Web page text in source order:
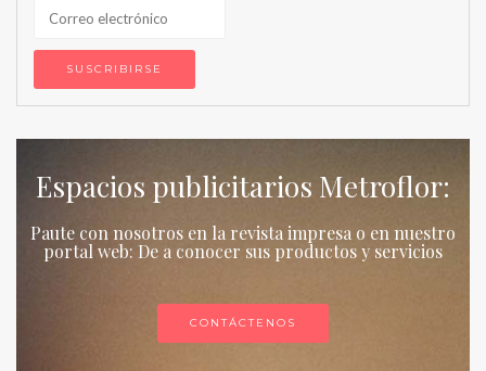
Espacios publicitarios Metroflor:
Paute con nosotros en la revista impresa o en nuestro
portal web: De a conocer sus productos y servicios
CONTÁCTENOS